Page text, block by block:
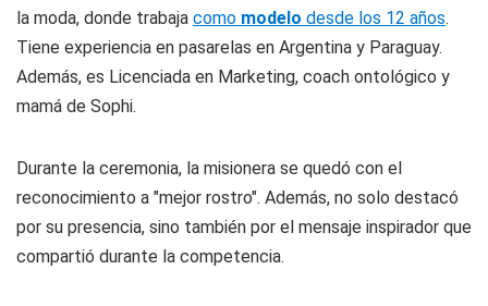
la moda, donde trabaja como modelo desde los 12 años.
Tiene experiencia en pasarelas en Argentina y Paraguay.
Además, es Licenciada en Marketing, coach ontológico y
mamá de Sophi.
Durante la ceremonia, la misionera se quedó con el
reconocimiento a "mejor rostro". Además, no solo destacó
por su presencia, sino también por el mensaje inspirador que
compartió durante la competencia.